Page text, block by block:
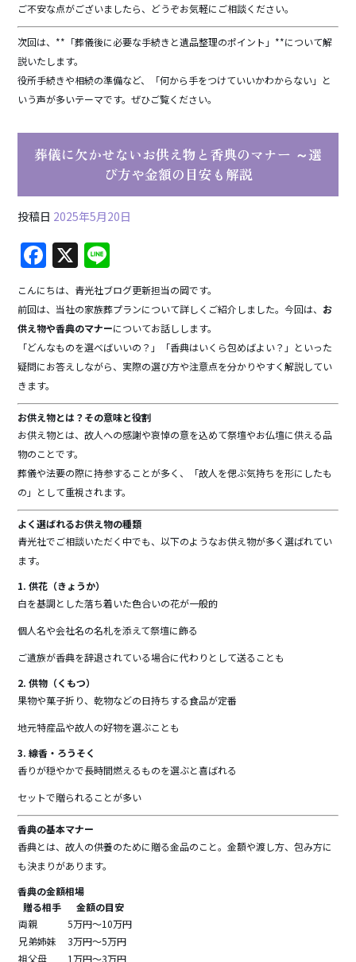
ご不安な点がございましたら、どうぞお気軽にご相談ください。
次回は、**「葬儀後に必要な手続きと遺品整理のポイント」**について解
説いたします。
役所手続きや相続の準備など、「何から手をつけていいかわからない」と
いう声が多いテーマです。ぜひご覧ください。
葬儀に欠かせないお供え物と香典のマナー ～選
び方や金額の目安も解説
投稿日 2025年5月20日
F
a
c
e
b
o
o
k
X
n
e
こんにちは、青光社ブログ更新担当の岡です。
前回は、当社の家族葬プランについて詳しくご紹介しました。今回は、 お
供え物や香典のマナーについてお話しします。
「どんなものを選べばいいの？」「香典はいくら包めばよい？」といった
疑問にお答えしながら、実際の選び方や注意点を分かりやすく解説してい
きます。
お供え物とは？その意味と役割
お供え物とは、故人への感謝や哀悼の意を込めて祭壇やお仏壇に供える品
物のことです。
葬儀や法要の際に持参することが多く、「故人を偲ぶ気持ちを形にしたも
の」として重視されます。
よく選ばれるお供え物の種類
青光社でご相談いただく中でも、以下のようなお供え物が多く選ばれてい
ます。
1. 供花（きょうか）
白を基調とした落ち着いた色合いの花が一般的
個人名や会社名の名札を添えて祭壇に飾る
ご遺族が香典を辞退されている場合に代わりとして送ることも
2. 供物（くもつ）
果物や菓子折り、乾物などの日持ちする食品が定番
地元特産品や故人の好物を選ぶことも
3. 線香・ろうそく
香りが穏やかで長時間燃えるものを選ぶと喜ばれる
セットで贈られることが多い
香典の基本マナー
香典とは、故人の供養のために贈る金品のこと。金額や渡し方、包み方に
も決まりがあります。
香典の金額相場
贈る相手
金額の目安
両親
5万円～10万円
兄弟姉妹
3万円～5万円
祖父母
1万円～3万円